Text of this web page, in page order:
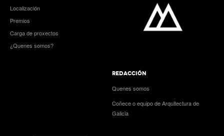
Localización
Premios
Carga de proxectos
¿Quenes somos?
REDACCIÓN
Quenes somos
Coñece o equipo de Arquitectura de
Galicia